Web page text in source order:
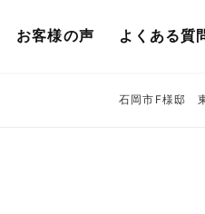
お客様の声 よくある質
石岡市F様邸